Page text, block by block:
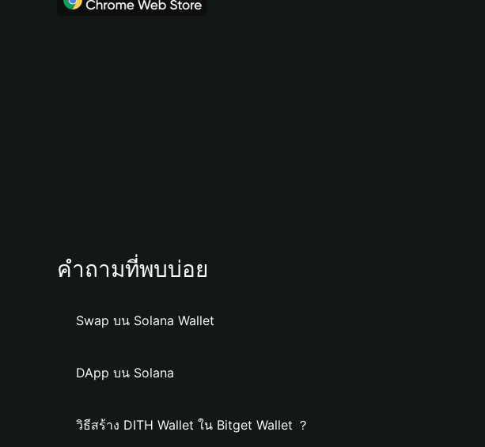
คำถามที่พบบ่อย
Swap บน Solana Wallet
DApp บน Solana
วิธีสร้าง DITH Wallet ใน Bitget Wallet ？